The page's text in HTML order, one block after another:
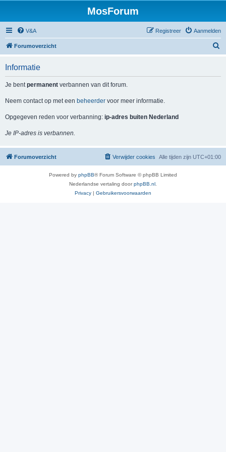
MosForum
V&A Aanmelden
Registreer
Forumoverzicht
Informatie
Je bentpermanent verbannen van dit forum.
Neem contact op met een beheerder voor meer informatie.
Opgegeven reden voor verbanning: ip-adres buiten Nederland
Je IP-adres is verbannen.
Forumoverzicht Alle tijden zijn UTC+01:00
Verwijder cookies
Powered by phpBB® Forum Software © phpBB Limited
Nederlandse vertaling doorphpBB.nl
Privacy | Gebruikersvoorwaarden